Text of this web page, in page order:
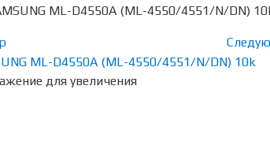
ML-D4550A (ML-4550/4551/N/DN)
для увеличения